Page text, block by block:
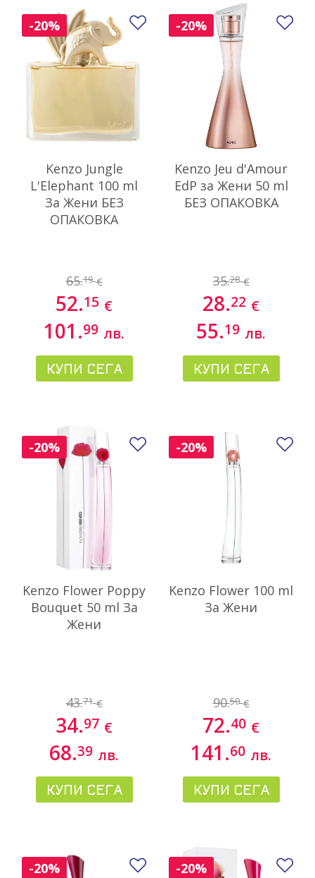
Kenzo Jungle
L'Elephant 100 ml
За Жени БЕЗ
ОПАКОВКА
65.19 €
52.15 €
101.99 лв.
КУПИ СЕГА
-20% Добави в любими
Kenzo Jeu d'Amour
EdP за Жени 50 ml
БЕЗ ОПАКОВКА
35.28 €
28.22 €
55.19 лв.
КУПИ СЕГА
-20%
Kenzo Flower Poppy
Bouquet 50 ml За
Жени
43.71 €
34.97 €
68.39 лв.
КУПИ СЕГА
-20% Добави в любими
Kenzo Flower 100 ml
За Жени
90.50 €
72.40 €
141.60 лв.
КУПИ СЕГА
-20%
-20% Добави в любими
-20%